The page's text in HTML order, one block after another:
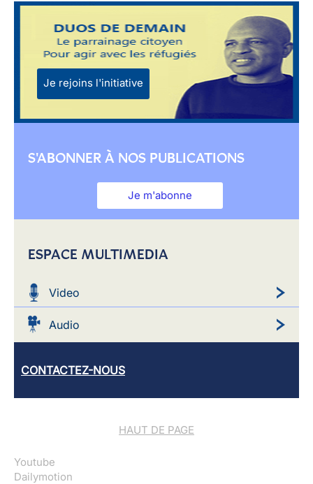
Je rejoins l'initiative
S'ABONNER À NOS PUBLICATIONS
Je m'abonne
ESPACE MULTIMEDIA
Video
Audio
CONTACTEZ-NOUS
HAUT DE PAGE
Youtube
Dailymotion